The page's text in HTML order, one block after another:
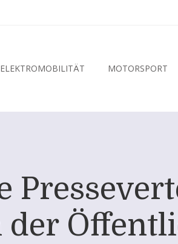
ELEKTROMOBILITÄT MOTORSPORT